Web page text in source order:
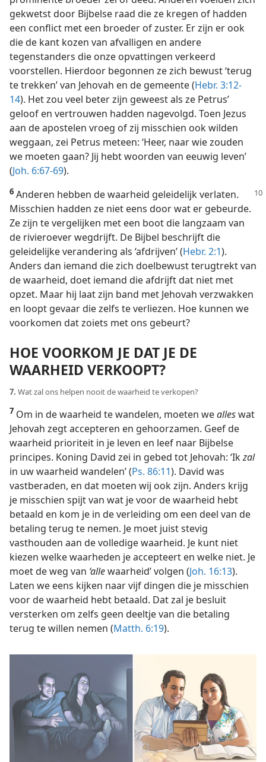
gekwetst door Bijbelse raad die ze kregen of hadden
een conflict met een broeder of zuster. Er zijn er ook
die de kant kozen van afvalligen en andere
tegenstanders die onze opvattingen verkeerd
voorstellen. Hierdoor begonnen ze zich bewust ‘terug
te trekken’ van Jehovah en de gemeente (Hebr. 3:12-
14). Het zou veel beter zijn geweest als ze Petrus’
geloof en vertrouwen hadden nagevolgd. Toen Jezus
aan de apostelen vroeg of zij misschien ook wilden
weggaan, zei Petrus meteen: ‘Heer, naar wie zouden
we moeten gaan? Jij hebt woorden van eeuwig leven’
(Joh. 6:67-69).
6 Anderen hebben de waarheid geleidelijk verlaten.
Misschien hadden ze niet eens door wat er gebeurde.
Ze zijn te vergelijken met een boot die langzaam van
de rivieroever wegdrijft. De Bijbel beschrijft die
geleidelijke verandering als ‘afdrijven’ (Hebr. 2:1).
Anders dan iemand die zich doelbewust terugtrekt van
de waarheid, doet iemand die afdrijft dat niet met
opzet. Maar hij laat zijn band met Jehovah verzwakken
en loopt gevaar die zelfs te verliezen. Hoe kunnen we
voorkomen dat zoiets met ons gebeurt?
HOE VOORKOM JE DAT JE DE
WAARHEID VERKOOPT?
7. Wat zal ons helpen nooit de waarheid te verkopen?
7 Om in de waarheid te wandelen, moeten wealleswat
Jehovah zegt accepteren en gehoorzamen. Geef de
waarheid prioriteit in je leven en leef naar Bijbelse
principes. Koning David zei in gebed tot Jehovah: ‘Ikzal
in uw waarheid wandelen’ (Ps. 86:11). David was
vastberaden, en dat moeten wij ook zijn. Anders krijg
je misschien spijt van wat je voor de waarheid hebt
betaald en kom je in de verleiding om een deel van de
betaling terug te nemen. Je moet juist stevig
vasthouden aan de volledige waarheid. Je kunt niet
kiezen welke waarheden je accepteert en welke niet. Je
moet de weg van ‘allewaarheid’ volgen (Joh. 16:13).
Laten we eens kijken naar vijf dingen die je misschien
voor de waarheid hebt betaald. Dat zal je besluit
versterken om zelfs geen deeltje van die betaling
terug te willen nemen (Matth. 6:19).